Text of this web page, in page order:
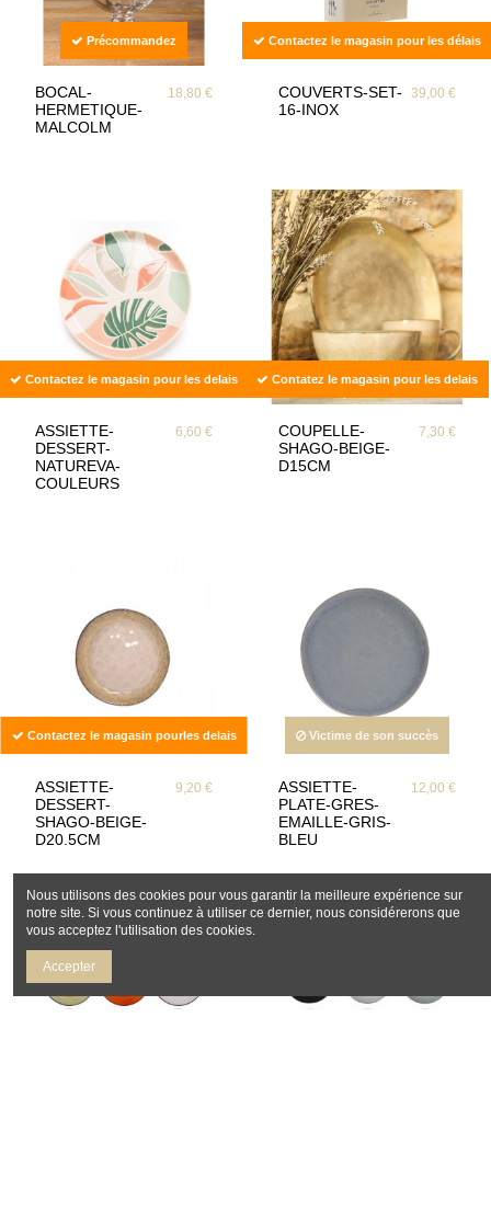
Précommandez
BOCAL-
HERMETIQUE-
MALCOLM
18,80 €
Contactez le magasin pour les délais
COUVERTS-SET-
16-INOX
39,00 €
Contactez le magasin pour les delais
ASSIETTE-
DESSERT-
NATUREVA-
COULEURS
6,60 €
Contatez le magasin pour les delais
COUPELLE-
SHAGO-BEIGE-
D15CM
7,30 €
Contactez le magasin pourles delais
ASSIETTE-
DESSERT-
SHAGO-BEIGE-
D20.5CM
9,20 €
Victime de son succès
ASSIETTE-
PLATE-GRES-
EMAILLE-GRIS-
BLEU
12,00 €
Nous utilisons des cookies pour vous garantir la meilleure expérience sur
notre site. Si vous continuez à utiliser ce dernier, nous considérerons que
vous acceptez l'utilisation des cookies.
Accepter